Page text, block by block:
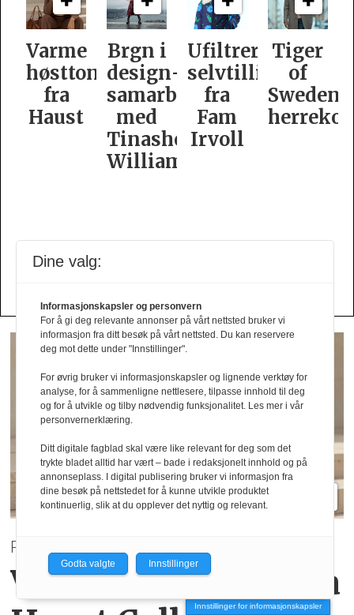
Brgn i
design­
samarbeid
med
Williamson
Ufiltrert
selvtillit
fra
Fam
Irvoll
Tiger
of
Swedens
herrekolleksjon
Slik
er
dame­
Din kolleksjon her?
PRE AUTUMN 2026
Varme høsttoner
fra
Innstillinger for informasjonskapsler
Dine valg:
Informasjonskapsler og personvern
For å gi deg relevante annonser på vårt nettsted bruker vi
informasjon fra ditt besøk på vårt nettsted. Du kan reservere
deg mot dette under "Innstillinger".
For øvrig bruker vi informasjonskapsler og lignende verktøy for
analyse, for å sammenligne nettlesere, tilpasse innhold til deg
og for å utvikle og tilby nødvendig funksjonalitet. Les mer i vår
personvernerklæring.
Ditt digitale fagblad skal være like relevant for deg som det
trykte bladet alltid har vært – bade i redaksjonelt innhold og på
annonseplass. I digital publisering bruker vi informasjon fra
dine besøk på nettstedet for å kunne utvikle produktet
kontinuerlig, slik at du opplever det nyttig og relevant.
Godta valgte Innstillinger